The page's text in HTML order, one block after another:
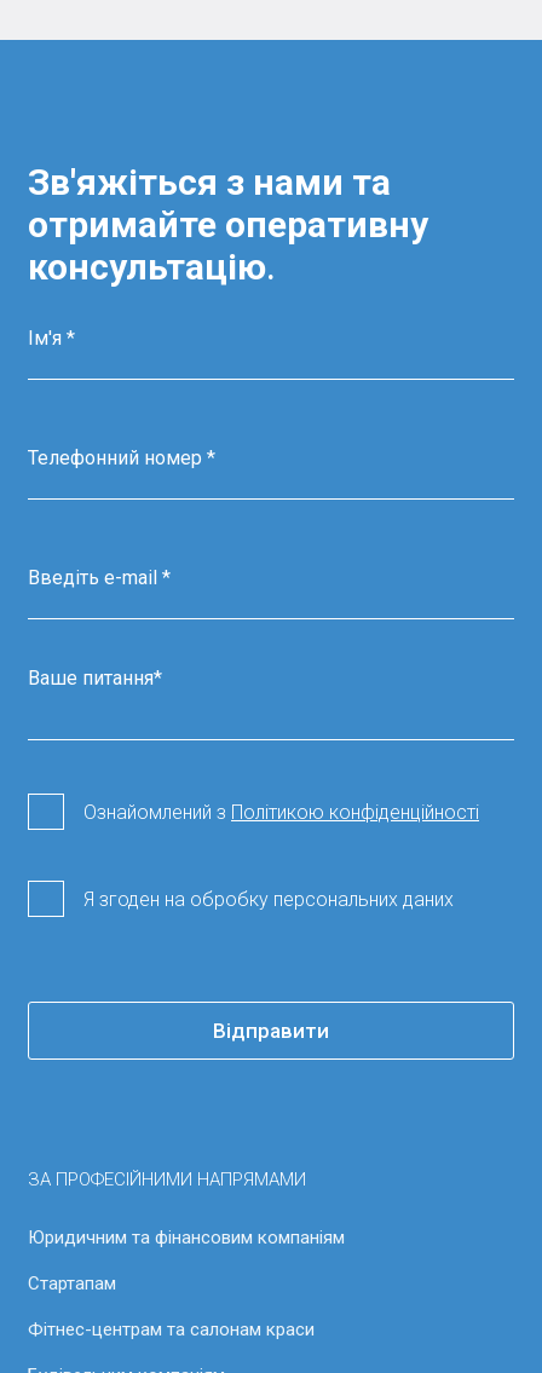
Зв'яжіться з нами та
отримайте оперативну
консультацію
Ознайомлений з Політикою конфіденційності
Я згоден на обробку персональних даних
Відправити
ЗА ПРОФЕСІЙНИМИ НАПРЯМАМИ
Юридичним та фінансовим компаніям
Стартапам
Фітнес-центрам та салонам краси